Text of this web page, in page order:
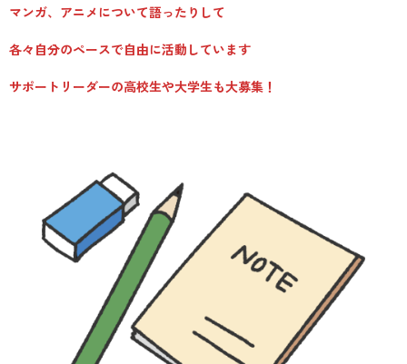
放課後マンガ教室初級/中級
その他のプログラム
コーディネート
マンガ、アニメについて語ったりして
各々自分のペースで自由に活動しています
サポートリーダーの高校生や大学生も大募集！